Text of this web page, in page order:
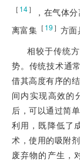
［ 14］ ，在气体
离富集 ［ 19 ］ 方面
相较于传统
势。传统技术通
借其高度有序的
间内实现高效的
后，可以通过简
利用，既降低了
术，使用的吸附
废弃物的产生，